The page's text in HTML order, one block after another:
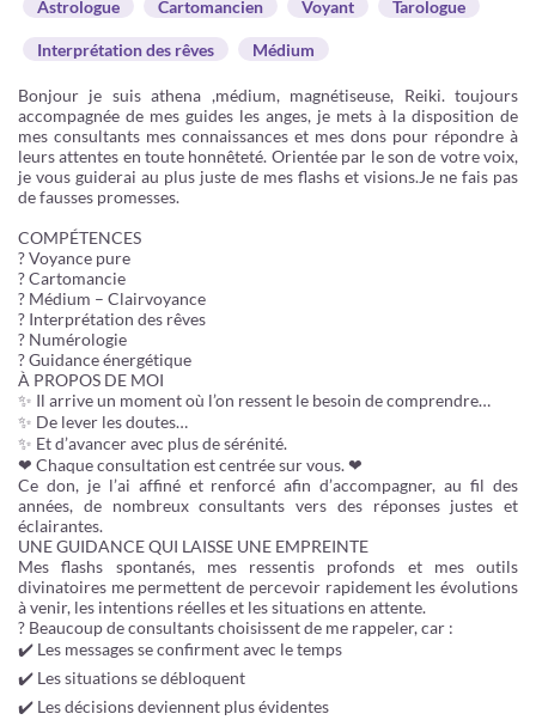
Astrologue Cartomancien Voyant Tarologue
Interprétation des rêves Médium
Bonjour je suis athena ,médium, magnétiseuse, Reiki. toujours
accompagnée de mes guides les anges, je mets à la disposition de
mes consultants mes connaissances et mes dons pour répondre à
leurs attentes en toute honnêteté. Orientée par le son de votre voix,
je vous guiderai au plus juste de mes flashs et visions.Je ne fais pas
de fausses promesses.
COMPÉTENCES
? Voyance pure
? Cartomancie
? Médium – Clairvoyance
? Interprétation des rêves
? Numérologie
? Guidance énergétique
À PROPOS DE MOI
✨ Il arrive un moment où l’on ressent le besoin de comprendre…
✨ De lever les doutes…
✨ Et d’avancer avec plus de sérénité.
❤︎ Chaque consultation est centrée sur vous. ❤︎
Ce don, je l’ai affiné et renforcé afin d’accompagner, au fil des
années, de nombreux consultants vers des réponses justes et
éclairantes.
UNE GUIDANCE QUI LAISSE UNE EMPREINTE
Mes flashs spontanés, mes ressentis profonds et mes outils
divinatoires me permettent de percevoir rapidement les évolutions
à venir, les intentions réelles et les situations en attente.
? Beaucoup de consultants choisissent de me rappeler, car :
✔️ Les messages se confirment avec le temps
✔️ Les situations se débloquent
✔️ Les décisions deviennent plus évidentes